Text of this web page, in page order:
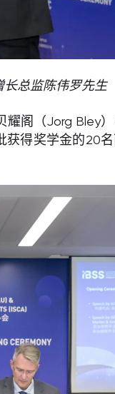
总监陈伟罗先生
阁（Jorg Bley
得奖学金的20